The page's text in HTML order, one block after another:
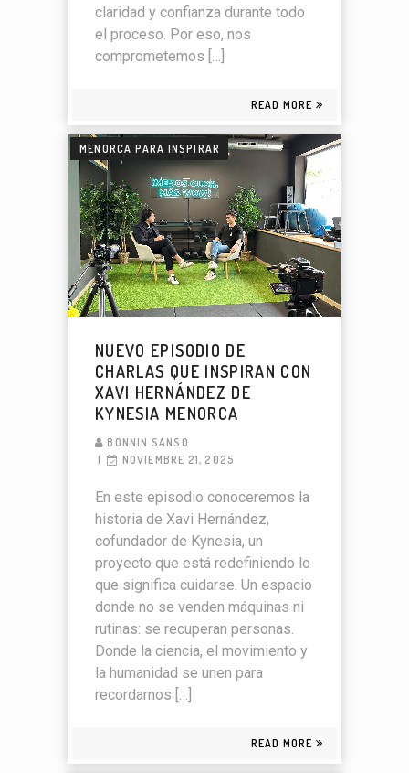
claridad y confianza durante todo
el proceso. Por eso, nos
comprometemos […]
READ MORE
MENORCA PARA INSPIRAR
NUEVO EPISODIO DE
CHARLAS QUE INSPIRAN CON
XAVI HERNÁNDEZ DE
KYNESIA MENORCA
BONNIN SANSO
NOVIEMBRE 21, 2025
En este episodio conoceremos la
historia de Xavi Hernández,
cofundador de Kynesia, un
proyecto que está redefiniendo lo
que significa cuidarse. Un espacio
donde no se venden máquinas ni
rutinas: se recuperan personas.
Donde la ciencia, el movimiento y
la humanidad se unen para
recordarnos […]
READ MORE